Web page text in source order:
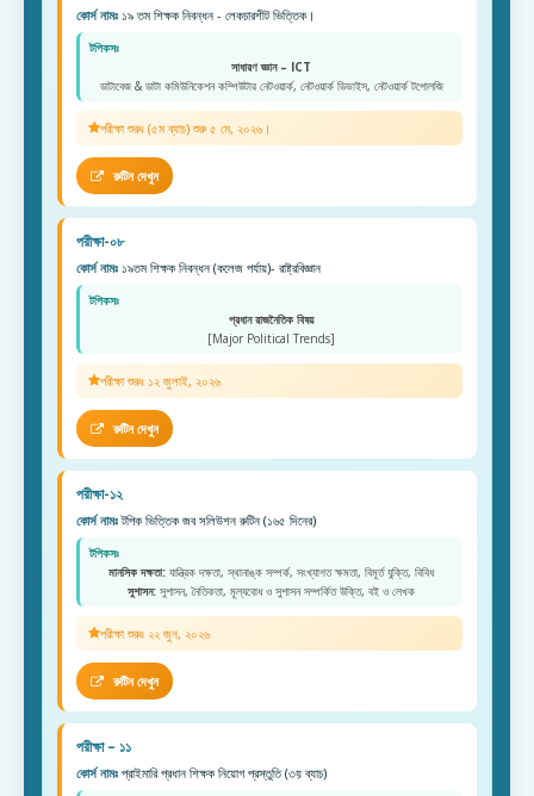
কোর্স নামঃ ১৯ তম শিক্ষক নিবন্ধন - লেকচারশীট ভিত্তিক।
টপিকসঃ
সাধারণ জ্ঞান – ICT
ডাটাবেজ & ডাটা কমিউনিকেশন কম্পিউটার নেটওয়ার্ক, নেটওয়ার্ক ডিভাইস, নেটওয়ার্ক টপোলজি
পরীক্ষা শুরুঃ (৫ম ব্যাচ) শুরু ৫ মে, ২০২৬।
রুটিন দেখুন
পরীক্ষা-০৮
কোর্স নামঃ ১৯তম শিক্ষক নিবন্ধন (কলেজ পর্যায়)- রাষ্ট্রবিজ্ঞান
টপিকসঃ
প্রধান রাজনৈতিক বিষয়
[Major Political Trends]
পরীক্ষা শুরুঃ ১২ জুলাই, ২০২৬
রুটিন দেখুন
পরীক্ষা-১২
কোর্স নামঃটপিক ভিত্তিক জব সলিউশন রুটিন (১৬৫ দিনের)
টপিকসঃ
মানসিক দক্ষতা: যান্ত্রিক দক্ষতা, স্থানাঙ্ক সম্পর্ক, সংখ্যাগত ক্ষমতা, বিমূর্ত যুক্তি, বিবিধ
সুশাসন: সুশাসন, নৈতিকতা, মূল্যবোধ ও সুশাসন সম্পর্কিত উক্তি, বই ও লেখক
পরীক্ষা শুরুঃ ২২ জুন, ২০২৬
রুটিন দেখুন
পরীক্ষা – ১১
কোর্স নামঃ প্রাইমারি প্রধান শিক্ষক নিয়োগ প্রস্তুতি (৩য় ব্যাচ)